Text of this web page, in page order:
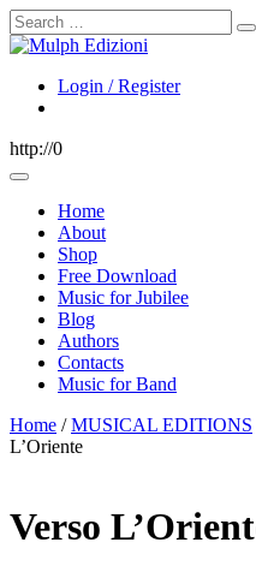
Login / Register
http://0
Home
About
Shop
Free Download
Music for Jubilee
Blog
Authors
Contacts
Music for Band
Home /MUSICAL EDITIONS
L’Oriente
Verso